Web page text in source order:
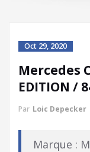
Oct 29, 2020
Mercedes
EDITION /
Par Loic Depecker
Marque :